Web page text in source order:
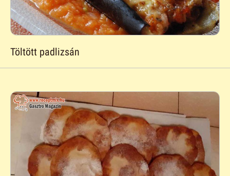
Töltött padlizsán